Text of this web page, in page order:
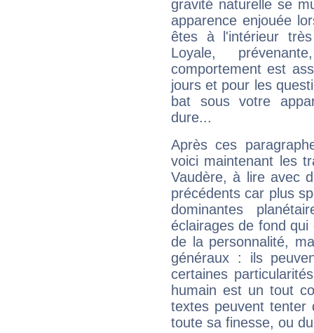
gravité naturelle se
apparence enjouée
êtes à l'intérieur
Loyale,
comportement est
jours et pour les
bat sous votre
dure...
Après ces
voici maintenant les
Vaudère, à lire avec
précédents car plus
dominantes
éclairages de fond
de la personnalité,
généraux : ils
certaines
humain est un tout
textes peuvent tenter
toute sa finesse, ou